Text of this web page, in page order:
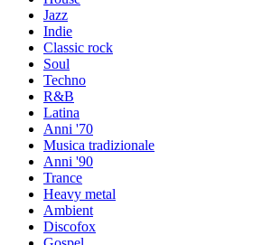
Jazz
Indie
Classic rock
Soul
Techno
R&B
Latina
Anni '70
Musica tradizionale
Anni '90
Trance
Heavy metal
Ambient
Discofox